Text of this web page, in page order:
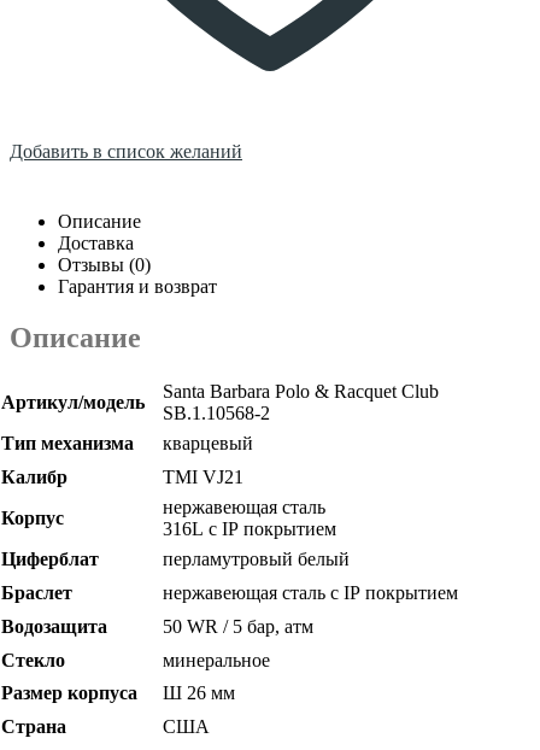
Добавить в список желаний
Описание
Доставка
Отзывы (0)
Гарантия и возврат
Описание
Артикул/модель
Santa Barbara Polo & Racquet Club
SB.1.10568-2
Тип механизма
кварцевый
Калибр
TMI VJ21
Корпус
нержавеющая сталь
316L с IP покрытием
Циферблат
перламутровый белый
Браслет
нержавеющая сталь с IP покрытием
Водозащита
50 WR / 5 бар, атм
Стекло
минеральное
Размер корпуса
Ш 26 мм
Страна
США